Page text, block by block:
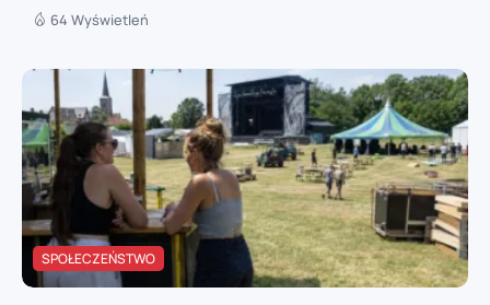
64 Wyświetleń
SPOŁECZEŃSTWO